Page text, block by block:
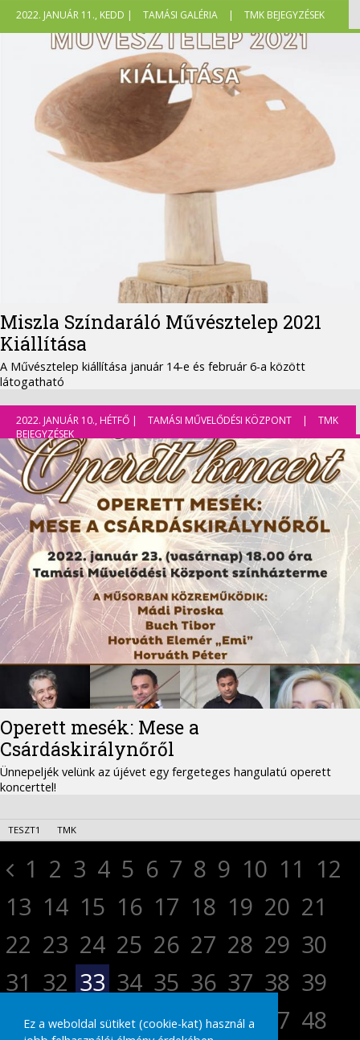
Ez a weboldal sütiket (cookie-kat) használ a
2022. JANUÁR 11., KEDD | TAMÁSI GALÉRIA | TMK BEJEGYZÉSEK
Miszla Színdaráló Művésztelep 2021
Kiállítása
A Művésztelep kiállítása január 14-e és február 6-a között
látogatható
2022. JANUÁR 10., HÉTFŐ | TAMÁSI MŰVELŐDÉSI KÖZPONT |
TMK
BEJEGYZÉSEK
Operett mesék: Mese a
Csárdáskirálynőről
Ünnepeljék velünk az újévet egy fergeteges hangulatú operett
koncerttel!
TESZT1 TMK
1 2 3 4 5 6 7 8 9 10 11 12
13 14 15 16 17 18 19 20 21
22 23 24 25 26 27 28 29 30
31 32 33 34 35 36 37 38 39
40 41 42 43 44 45 46 47 48